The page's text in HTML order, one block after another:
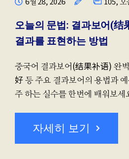
오늘의 문법: 결과보어(结
결과를 표현하는 방법
중국어 결과보어(结果补语) 완
好 등 주요 결과보어의 용법과
주 하는 실수를 한번에 배워보세
자세히 보기